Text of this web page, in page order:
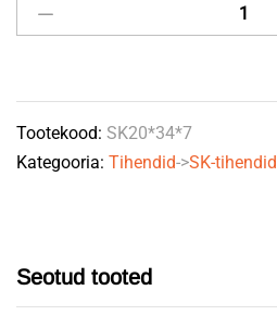
tihend
quantity
Tootekood: SK20*34*7
Kategooria: Tihendid->SK-tihendid
Seotud tooted